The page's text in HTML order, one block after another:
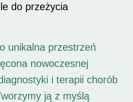
do przeżycia
unikalna przestrzeń
nowoczesnej
i terapii chorób
ją z myślą